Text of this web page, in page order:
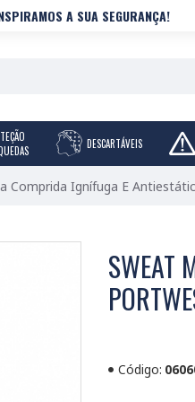
A SUA SEGURANÇA!
DESCARTÁVEIS
Comprida Ignífuga E
SWEAT
Código: